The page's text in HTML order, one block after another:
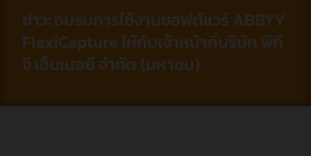
ข่าว: อบรมการใช้งานซอฟต์แวร์ ABBYY
FlexiCapture ให้กับเจ้าหน้าที่บริษัท พีที
จี เอ็นเนอยี จำกัด (มหาชน)